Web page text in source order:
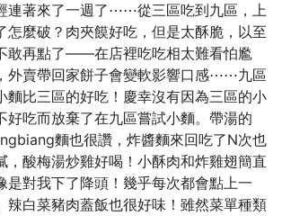
連著來了一週了⋯⋯從三區吃到九區，上
怎麼破？肉夾饃好吃，但是太酥脆，以至
敢再點了——在店裡吃吃相太難看怕尷
外賣帶回家餅子會變軟影響口感⋯⋯九區
麵比三區的好吃！慶幸沒有因為三區的小
好吃而放棄了在九區嘗試小麵。帶湯的
麵也很讚，炸醬麵來回吃了N次也
，酸梅湯炒雞好喝！小酥肉和炸雞翅簡直
是對我下了降頭！幾乎每次都會點上一
辣白菜豬肉蓋飯也很好味！雖然菜單種類